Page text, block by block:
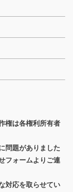
権は各権利所有者
問題がありました
フォームよりご連
対応を取らせてい